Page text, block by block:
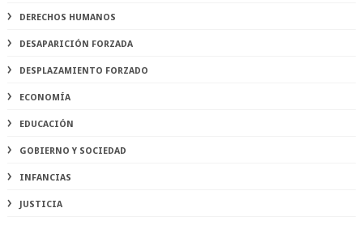
DERECHOS HUMANOS
DESAPARICIÓN FORZADA
DESPLAZAMIENTO FORZADO
ECONOMÍA
EDUCACIÓN
GOBIERNO Y SOCIEDAD
INFANCIAS
JUSTICIA